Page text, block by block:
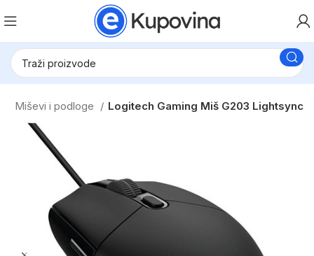
Miševi i podloge Logitech Gaming Miš G203 Lightsync